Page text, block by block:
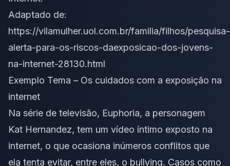
Adaptado de:
https://vilamulher.uol.com.br/familia/filhos/pesquisa-
alerta-para-os-riscos-daexposicao-dos-jovens-
na-internet-28130.html
Exemplo Tema – Os cuidados com a exposição na
internet
Na série de televisão, Euphoria, a personagem
Kat Hernandez, tem um vídeo íntimo exposto na
internet, o que ocasiona inúmeros conflitos que
ela tenta evitar, entre eles, o bullying. Casos como